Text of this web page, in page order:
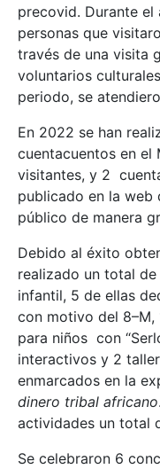
precovid. Durante
personas que
través de una visita
voluntarios
periodo, se
En 2022 se han
cuentacuentos en el
visitantes, y 2
publicado en la web
público de manera
Debido al éxito
realizado un total
infantil, 5 de ellas
con motivo del 8–M,
para niños con
interactivos y 2
enmarcados en la
dinero tribal africano
actividades un total
Se celebraron 6